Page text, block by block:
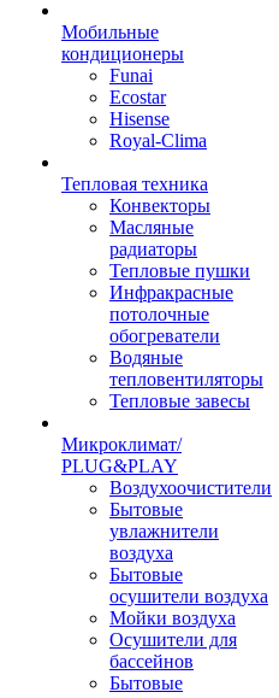
Мобильные
кондиционеры
Funai
Ecostar
Hisense
Royal-Clima
Тепловая техника
Конвекторы
Масляные
радиаторы
Тепловые пушки
Инфракрасные
потолочные
обогреватели
Водяные
тепловентиляторы
Тепловые завесы
Микроклимат/
PLUG&PLAY
Воздухоочистители
Бытовые
увлажнители
воздуха
Бытовые
осушители воздуха
Мойки воздуха
Осушители для
бассейнов
Бытовые